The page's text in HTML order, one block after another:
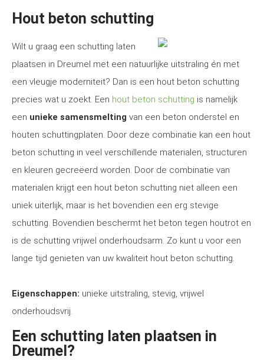
Hout beton schutting
Wilt u graag een schutting laten
plaatsen in Dreumel met een natuurlijke uitstraling én met
een vleugje moderniteit? Dan is een hout beton schutting
precies wat u zoekt. Een hout beton schutting is namelijk
een unieke samensmelting van een beton onderstel en
houten schuttingplaten. Door deze combinatie kan een hout
beton schutting in veel verschillende materialen, structuren
en kleuren gecreëerd worden. Door de combinatie van
materialen krijgt een hout beton schutting niet alleen een
uniek uiterlijk, maar is het bovendien een erg stevige
schutting. Bovendien beschermt het beton tegen houtrot en
is de schutting vrijwel onderhoudsarm. Zo kunt u voor een
lange tijd genieten van uw kwaliteit hout beton schutting.
Eigenschappen: unieke uitstraling, stevig, vrijwel
onderhoudsvrij.
Een schutting laten plaatsen in
Dreumel?